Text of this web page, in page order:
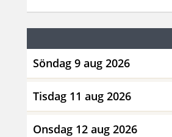
Söndag 9 aug 2026
Tisdag 11 aug 2026
Onsdag 12 aug 2026